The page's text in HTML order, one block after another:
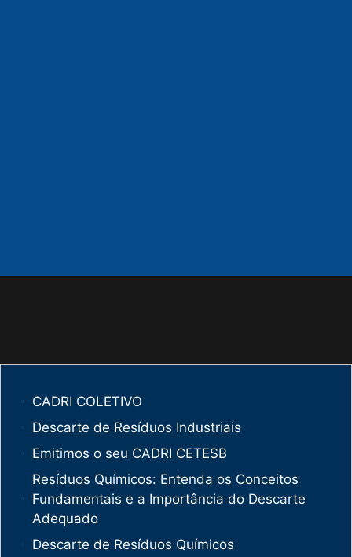
CADRI COLETIVO
Descarte de Resíduos Industriais
Emitimos o seu CADRI CETESB
Resíduos Químicos: Entenda os Conceitos
Fundamentais e a Importância do Descarte
Adequado
Descarte de Resíduos Químicos